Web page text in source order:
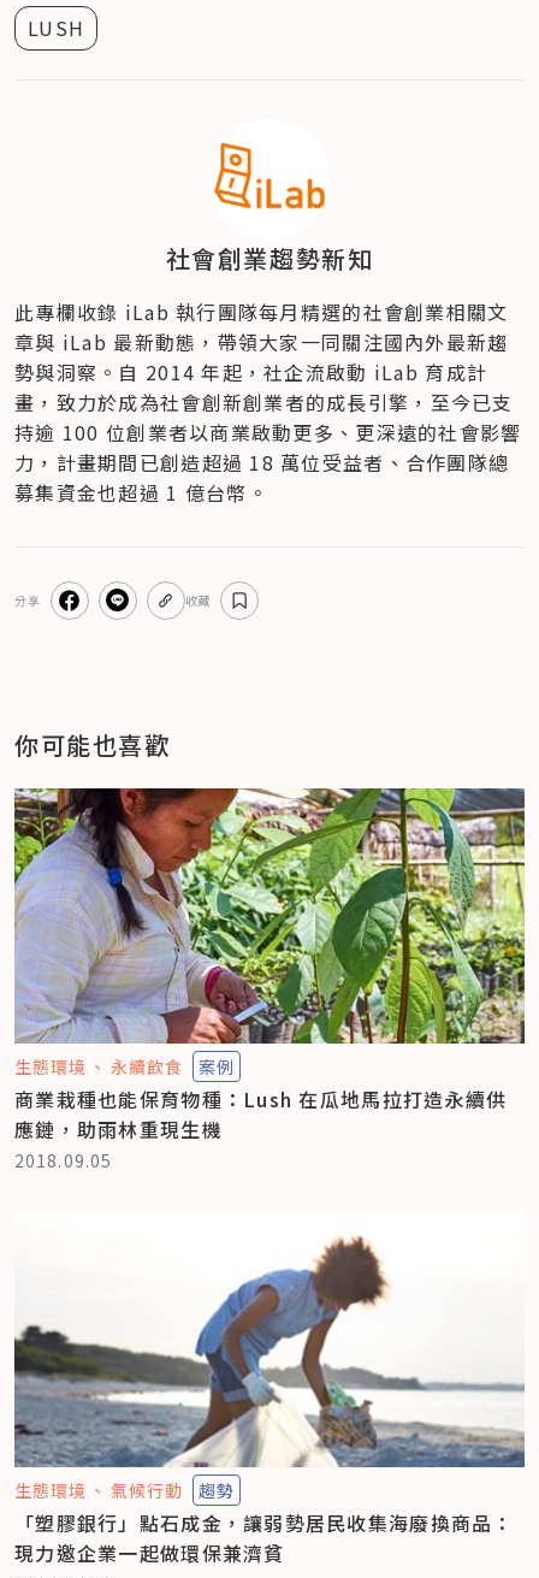
LUSH
社會創業趨勢新知
此專欄收錄 iLab 執行團隊每月精選的社會創業相關文
章與 iLab 最新動態，帶領大家一同關注國內外最新趨
勢與洞察。自 2014 年起，社企流啟動 iLab 育成計
畫，致力於成為社會創新創業者的成長引擎，至今已支
持逾 100 位創業者以商業啟動更多、更深遠的社會影響
力，計畫期間已創造超過 18 萬位受益者、合作團隊總
募集資金也超過 1 億台幣。
分享 收藏
你可能也喜歡
生態環境 永續飲食 案例
商業栽種也能保育物種：Lush 在瓜地馬拉打造永續供
應鏈，助雨林重現生機
2018.09.05
生態環境 氣候行動 趨勢
「塑膠銀行」點石成金，讓弱勢居民收集海廢換商品：
現力邀企業一起做環保兼濟貧